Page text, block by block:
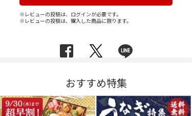
※レビューの投稿は、ログインが必要です。
※レビューの投稿は、購入した商品に限ります。
おすすめ特集